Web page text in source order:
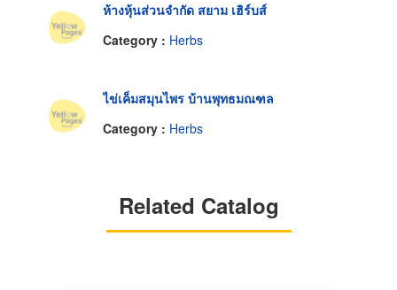
ห้างหุ้นส่วนจำกัด สยาม เฮิร์บส์
Category : Herbs
ไข่เค็มสมุนไพร บ้านพุทธมณฑล
Category : Herbs
Related Catalog